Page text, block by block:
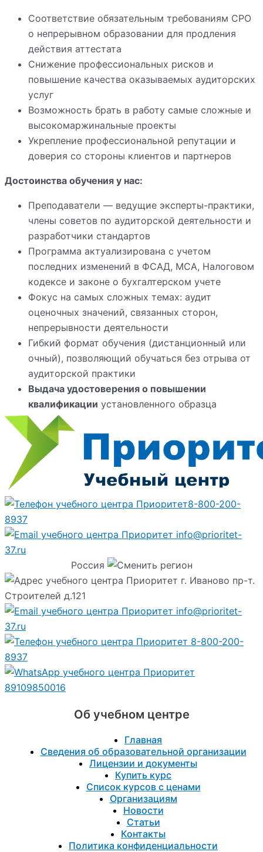
Соответствие обязательным требованиям СРО
о непрерывном образовании для продления
действия аттестата
Снижение профессиональных рисков и
повышение качества оказываемых аудиторских
услуг
Возможность брать в работу самые сложные и
высокомаржинальные проекты
Укрепление профессиональной репутации и
доверия со стороны клиентов и партнеров
Достоинства обучения у нас:
Преподаватели — ведущие эксперты-практики,
члены советов по аудиторской деятельности и
разработчики стандартов
Программа актуализирована с учетом
последних изменений в ФСАД, МСА, Налоговом
кодексе и законе о бухгалтерском учете
Фокус на самых сложных темах: аудит
оценочных значений, связанных сторон,
непрерывности деятельности
Гибкий формат обучения (дистанционный или
очный), позволяющий обучаться без отрыва от
аудиторской практики
Выдача удостоверения о повышении
квалификации установленного образца
8-800-200-
8937
info@prioritet-
37.ru
Россия
г. Иваново пр-т.
Строителей д.121
info@prioritet-
37.ru
8-800-200-
8937
89109850016
Об учебном центре
Главная
Сведения об образовательной организации
Лицензии и документы
Купить курс
Список курсов с ценами
Организациям
Новости
Статьи
Контакты
Политика конфиденциальности